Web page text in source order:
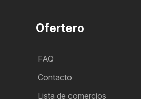
Ofertero
FAQ
Contacto
Lista de comercios